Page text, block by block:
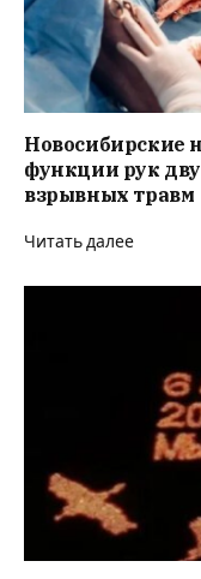
Новосибирские
функции рук
взрывных травм
Читать далее